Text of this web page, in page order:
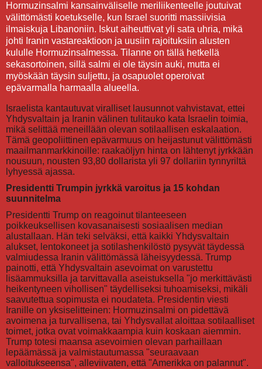
Hormuzinsalmi kansainväliselle meriliikenteelle joutuivat
välittömästi koetukselle, kun Israel suoritti massiivisia
ilmaiskuja Libanoniin. Iskut aiheuttivat yli sata uhria, mikä
johti Iranin vastareaktioon ja uusiin rajoituksiin alusten
kululle Hormuzinsalmessa. Tilanne on tällä hetkellä
sekasortoinen, sillä salmi ei ole täysin auki, mutta ei
myöskään täysin suljettu, ja osapuolet operoivat
epävarmalla harmaalla alueella.
Israelista kantautuvat viralliset lausunnot vahvistavat, ettei
Yhdysvaltain ja Iranin välinen tulitauko kata Israelin toimia,
mikä selittää meneillään olevan sotilaallisen eskalaation.
Tämä geopoliittinen epävarmuus on heijastunut välittömästi
maailmanmarkkinoille: raakaöljyn hinta on lähtenyt jyrkkään
nousuun, nousten 93,80 dollarista yli 97 dollariin tynnyriltä
lyhyessä ajassa.
Presidentti Trumpin jyrkkä varoitus ja 15 kohdan
suunnitelma
Presidentti Trump on reagoinut tilanteeseen
poikkeuksellisen kovasanaisesti sosiaalisen median
alustallaan. Hän teki selväksi, että kaikki Yhdysvaltain
alukset, lentokoneet ja sotilashenkilöstö pysyvät täydessä
valmiudessa Iranin välittömässä läheisyydessä. Trump
painotti, että Yhdysvaltain asevoimat on varustettu
lisäammuksilla ja tarvittavalla aseistuksella "jo merkittävästi
heikentyneen vihollisen" täydelliseksi tuhoamiseksi, mikäli
saavutettua sopimusta ei noudateta. Presidentin viesti
Iranille on yksiselitteinen: Hormuzinsalmi on pidettävä
avoimena ja turvallisena, tai Yhdysvallat aloittaa sotilaalliset
toimet, jotka ovat voimakkaampia kuin koskaan aiemmin.
Trump totesi maansa asevoimien olevan parhaillaan
lepäämässä ja valmistautumassa "seuraavaan
valloitukseensa", alleviivaten, että "Amerikka on palannut".